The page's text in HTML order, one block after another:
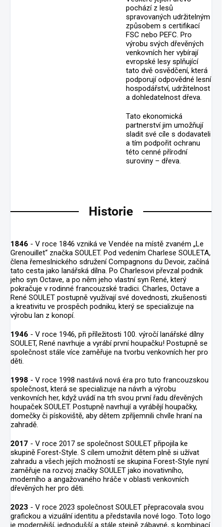
pochází z lesů
spravovaných udržitelným
způsobem s certifikací
FSC nebo PEFC. Pro
výrobu svých dřevěných
venkovních her vybírají
evropské lesy splňující
tato dvě osvědčení, která
podporují odpovědné lesní
hospodářství, udržitelnost
a dohledatelnost dřeva.
Tato ekonomická
partnerství jim umožňují
sladit své cíle s dodavateli
a tím podpořit ochranu
této cenné přírodní
suroviny – dřeva.
Historie
1846 - V roce 1846 vzniká ve Vendée na místě zvaném „Le
Grenouillet“ značka SOULET. Pod vedením Charlese SOULETA,
člena řemeslnického sdružení Compagnons du Devoir, začíná
tato cesta jako lanářská dílna. Po Charlesovi převzal podnik
jeho syn Octave, a po něm jeho vlastní syn René, který
pokračuje v rodinné francouzské tradici. Charles, Octave a
René SOULET postupně využívají své dovednosti, zkušenosti
a kreativitu ve prospěch podniku, který se specializuje na
výrobu lan z konopí.
1946 - V roce 1946, při příležitosti 100. výročí lanářské dílny
SOULET, René navrhuje a vyrábí první houpačku! Postupně se
společnost stále více zaměřuje na tvorbu venkovních her pro
děti.
1998 - V roce 1998 nastává nová éra pro tuto francouzskou
společnost, která se specializuje na návrh a výrobu
venkovních her, když uvádí na trh svou první řadu dřevěných
houpaček SOULET. Postupně navrhují a vyrábějí houpačky,
domečky či pískoviště, aby dětem zpříjemnili chvíle hraní na
zahradě.
2017 - V roce 2017 se společnost SOULET připojila ke
skupině Forest-Style. S cílem umožnit dětem plně si užívat
zahradu a všech jejích možností se skupina Forest-Style nyní
zaměřuje na rozvoj značky SOULET jako inovativního,
moderního a angažovaného hráče v oblasti venkovních
dřevěných her pro děti.
2023 - V roce 2023 společnost SOULET přepracovala svou
grafickou a vizuální identitu a představila nové logo. Toto logo
je modernější, jednodušší a stále stejně zábavné, s kombinací